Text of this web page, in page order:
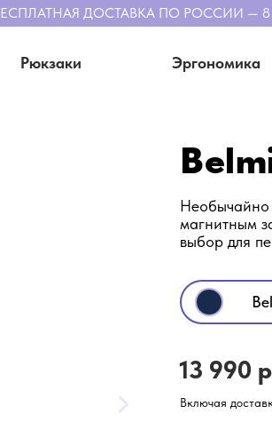
Рюкзаки Эргономика
ДОСТАВКА ПО РОССИИ — 8
13 990
Включая
Необычайно
магнитным
выбор для